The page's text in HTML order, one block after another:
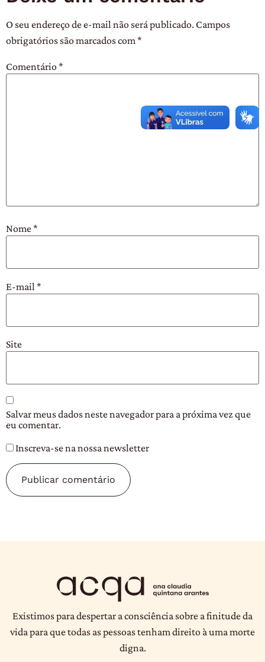
O seu endereço de e-mail não será publicado. Campos
obrigatórios são marcados com*
Comentário*
Nome*
E-mail *
Site
Salvar meus dados neste navegador para a próxima vez que
eu comentar.
Inscreva-se na nossa newsletter
Existimos para despertar a consciência sobre a finitude da
vida para que todas as pessoas tenham direito à uma morte
digna.